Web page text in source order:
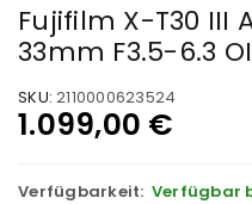
Fujifilm X-T30 III
33mm F3.5-6.3
SKU: 2110000623524
1.099,00 €
Verfügbarkeit: Verfügbar